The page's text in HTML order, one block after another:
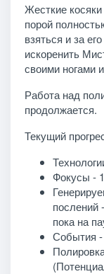
Жесткие
порой
взяться и за
искоренить
своими ногами
Работа над
продолжается.
Текущий
Фокусы -
послений
пока на
События -